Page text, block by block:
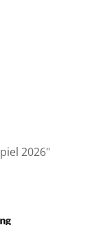
2026"